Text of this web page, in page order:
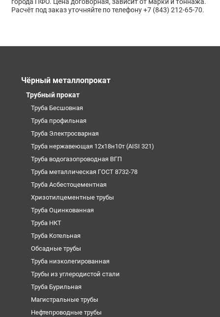
города ПФО. Цена договорная, зависит от марки и тоннажа.
Расчёт под заказ уточняйте по телефону +7 (843) 212-65-70.
Чёрный металлопрокат
Трубный прокат
Труба Бесшовная
Труба профильная
Труба Электросварная
Труба нержавеющая 12х18н10т (AISI 321)
Труба водогазопроводная ВГП
Труба металлическая ГОСТ 8732-78
Труба Асбестоцементная
Хризотилцементные трубы
Труба Оцинкованная
Труба НКТ
Труба Котельная
Обсадные трубы
Труба низколегированная
Трубы из углеродистой стали
Труба Бурильная
Магистральные трубы
Нефтепроводные трубы